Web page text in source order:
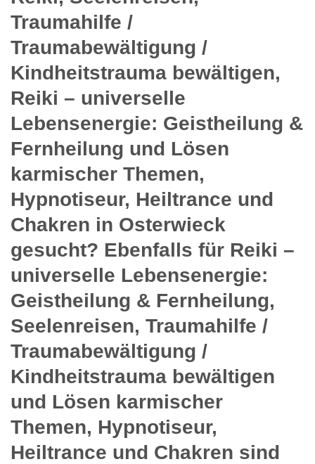
Traumahilfe /
Traumabewältigung /
Kindheitstrauma bewältigen,
Reiki – universelle
Lebensenergie: Geistheilung &
Fernheilung und Lösen
karmischer Themen,
Hypnotiseur, Heiltrance und
Chakren in Osterwieck
gesucht? Ebenfalls für Reiki –
universelle Lebensenergie:
Geistheilung & Fernheilung,
Seelenreisen, Traumahilfe /
Traumabewältigung /
Kindheitstrauma bewältigen
und Lösen karmischer
Themen, Hypnotiseur,
Heiltrance und Chakren sind